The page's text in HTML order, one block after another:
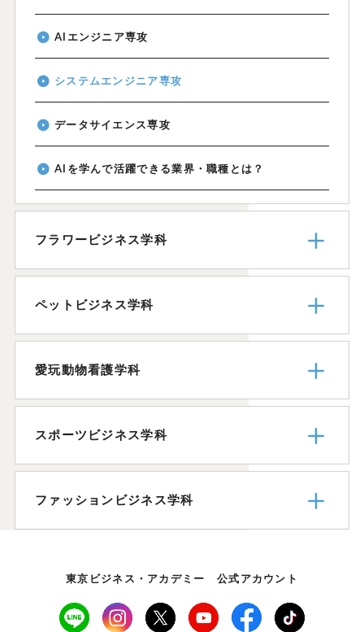
AIエンジニア専攻
システムエンジニア専攻
データサイエンス専攻
AIを学んで活躍できる業界・職種とは？
フラワービジネス学科
ペットビジネス学科
愛玩動物看護学科
スポーツビジネス学科
ファッションビジネス学科
東京ビジネス・アカデミー 公式アカウント